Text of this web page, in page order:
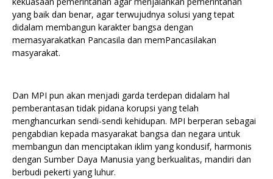
yang baik dan benar, agar terwujudnya solusi yang tepat
didalam membangun karakter bangsa dengan
memasyarakatkan Pancasila dan memPancasilakan
masyarakat.
Dan MPI pun akan menjadi garda terdepan didalam hal
pemberantasan tidak pidana korupsi yang telah
menghancurkan sendi-sendi kehidupan. MPI berperan sebagai
pengabdian kepada masyarakat bangsa dan negara untuk
membangun dan menciptakan iklim yang kondusif, harmonis
dengan Sumber Daya Manusia yang berkualitas, mandiri dan
berbudi pekerti yang luhur.